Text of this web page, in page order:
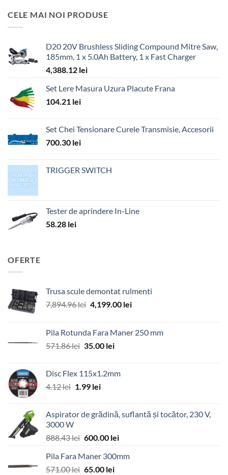
CELE MAI NOI PRODUSE
D20 20V Brushless Sliding Compound Mitre Saw,
185mm, 1 x 5.0Ah Battery, 1 x Fast Charger
4,388.12 lei
Set Lere Masura Uzura Placute Frana
104.21 lei
Set Chei Tensionare Curele Transmisie, Accesorii
700.30 lei
TRIGGER SWITCH
Tester de aprindere In-Line
58.28 lei
OFERTE
Trusa scule demontat rulmenti
7,894.96lei Prețul
fost:
7,894.96 lei.
4,199.00 leiPrețul
4,199.00 lei.
Pila Rotunda Fara Maner 250 mm
571.86lei Prețul
fost:
571.86 lei.
35.00 leiPrețul
35.00 lei.
Disc Flex 115x1.2mm
4.12lei Prețul
fost:
1.99 leiPrețul
1.99 lei.
Aspirator de grădină, suflantă și tocător, 230 V,
3000 W
888.43lei Prețul
a
fost:
600.00 leiPrețul
este:
Pila Fara Maner 300mm
571.00lei Prețul
65.00 leiPrețul